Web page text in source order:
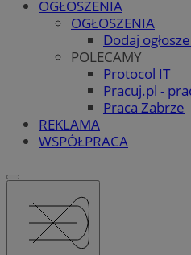
OGŁOSZENIA
OGŁOSZENIA
Dodaj
POLECAMY
Protocol IT
Pracuj.pl -
Praca Zabrze
REKLAMA
WSPÓŁPRACA